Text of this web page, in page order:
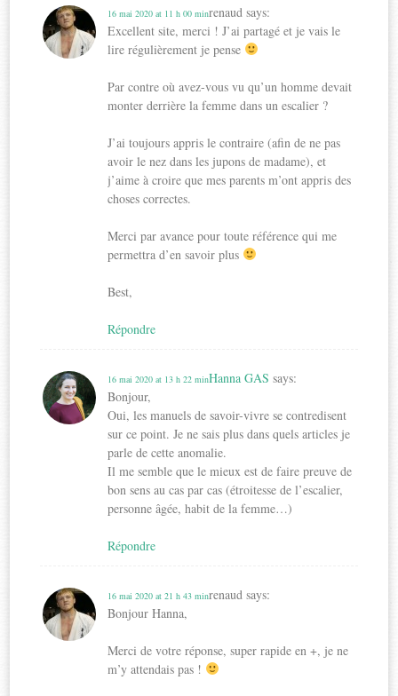
renaud says:
16 mai 2020 at 11 h 00 min
Excellent site, merci ! J’ai partagé et je vais le
lire régulièrement je pense
Par contre où avez-vous vu qu’un homme devait
monter derrière la femme dans un escalier ?
J’ai toujours appris le contraire (afin de ne pas
avoir le nez dans les jupons de madame), et
j’aime à croire que mes parents m’ont appris des
choses correctes.
Merci par avance pour toute référence qui me
permettra d’en savoir plus
Best,
Répondre
Hanna GAS says:
16 mai 2020 at 13 h 22 min
Bonjour,
Oui, les manuels de savoir-vivre se contredisent
sur ce point. Je ne sais plus dans quels articles je
parle de cette anomalie.
Il me semble que le mieux est de faire preuve de
bon sens au cas par cas (étroitesse de l’escalier,
personne âgée, habit de la femme…)
Répondre
renaud says:
16 mai 2020 at 21 h 43 min
Bonjour Hanna,
Merci de votre réponse, super rapide en +, je ne
m’y attendais pas !